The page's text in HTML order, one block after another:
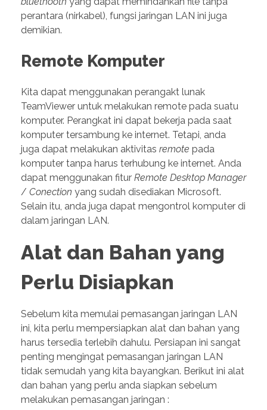
perantara (nirkabel), fungsi jaringan LAN ini juga
demikian.
Remote Komputer
Kita dapat menggunakan perangakt lunak
TeamViewer untuk melakukan remote pada suatu
komputer. Perangkat ini dapat bekerja pada saat
komputer tersambung ke internet. Tetapi, anda
juga dapat melakukan aktivitas remote pada
komputer tanpa harus terhubung ke internet. Anda
dapat menggunakan fitur Remote Desktop Manager
/ Conection yang sudah disediakan Microsoft.
Selain itu, anda juga dapat mengontrol komputer di
dalam jaringan LAN.
Alat dan Bahan yang
Perlu Disiapkan
Sebelum kita memulai pemasangan jaringan LAN
ini, kita perlu mempersiapkan alat dan bahan yang
harus tersedia terlebih dahulu. Persiapan ini sangat
penting mengingat pemasangan jaringan LAN
tidak semudah yang kita bayangkan. Berikut ini alat
dan bahan yang perlu anda siapkan sebelum
melakukan pemasangan jaringan :